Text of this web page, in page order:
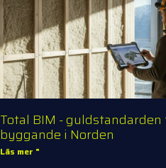
Total BIM -
byggande i Norden
Läs mer "